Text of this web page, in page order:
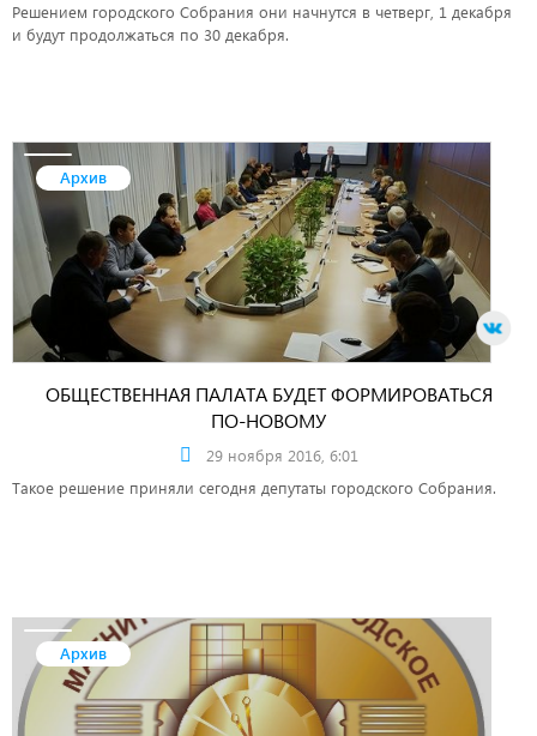
Решением городского Собрания они начнутся в четверг, 1 декабря
и будут продолжаться по 30 декабря.
Архив
ОБЩЕСТВЕННАЯ ПАЛАТА БУДЕТ ФОРМИРОВАТЬСЯ
ПО-НОВОМУ
29 ноября 2016, 6:01
Такое решение приняли сегодня депутаты городского Собрания.
Архив